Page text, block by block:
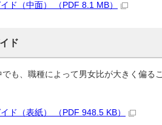
ド（中面） （PDF 8.1 MB）
ド
も、職種によって男女比が大きく偏る
ド（表紙） （PDF 948.5 KB）